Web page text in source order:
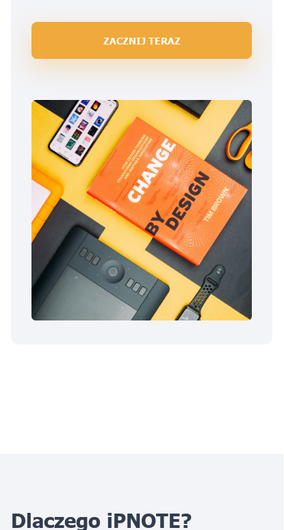
ZACZNIJ TERAZ
Dlaczego iPNOTE?